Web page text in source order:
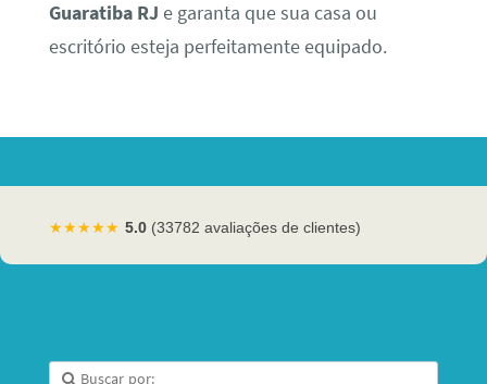
Guaratiba RJ e garanta que sua casa ou
escritório esteja perfeitamente equipado.
★★★★★ 5.0 (33782 avaliações de clientes)